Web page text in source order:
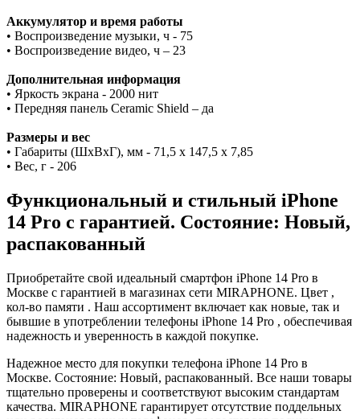
Аккумулятор и время работы
• Воспроизведение музыки, ч - 75
• Воспроизведение видео, ч – 23
Дополнительная информация
• Яркость экрана - 2000 нит
• Передняя панель Ceramic Shield – да
Размеры и вес
• Габариты (ШxВxГ), мм - 71,5 x 147,5 x 7,85
• Вес, г - 206
Функциональный и стильный iPhone
14 Pro с гарантией. Состояние: Новый,
распакованный
Приобретайте свой идеальный смартфон iPhone 14 Pro в
Москве с гарантией в магазинах сети MIRAPHONE. Цвет ,
кол-во памяти . Наш ассортимент включает как новые, так и
бывшие в употреблении телефоны iPhone 14 Pro , обеспечивая
надежность и уверенность в каждой покупке.
Надежное место для покупки телефона iPhone 14 Pro в
Москве. Состояние: Новый, распакованный. Все наши товары
тщательно проверены и соответствуют высоким стандартам
качества. MIRAPHONE гарантирует отсутствие поддельных